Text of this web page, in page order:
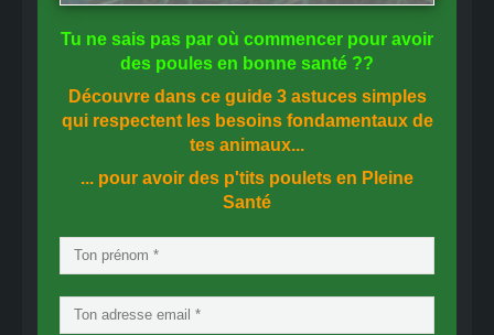
Tu ne sais pas par où commencer pour avoir
des poules en bonne santé ??
Découvre dans ce guide 3 astuces simples
qui respectent les besoins fondamentaux de
tes animaux...
... pour avoir des p'tits poulets en Pleine
Santé